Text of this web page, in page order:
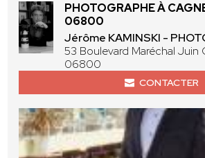
PHOTOGRAPHE À
06800
Jérôme KAMINSKI -
53 Boulevard Maréchal Juin
06800
CONTACTER